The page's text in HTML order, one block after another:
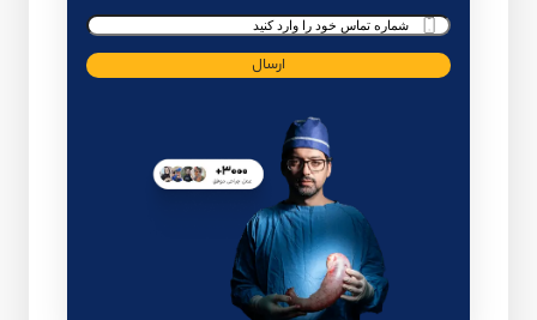
و
نام
خانوادگی*
شماره
تماس*